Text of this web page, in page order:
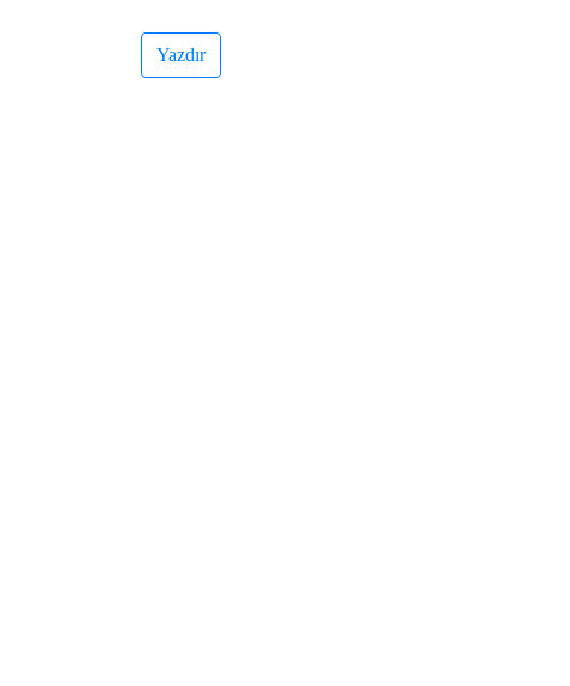
Yazdır